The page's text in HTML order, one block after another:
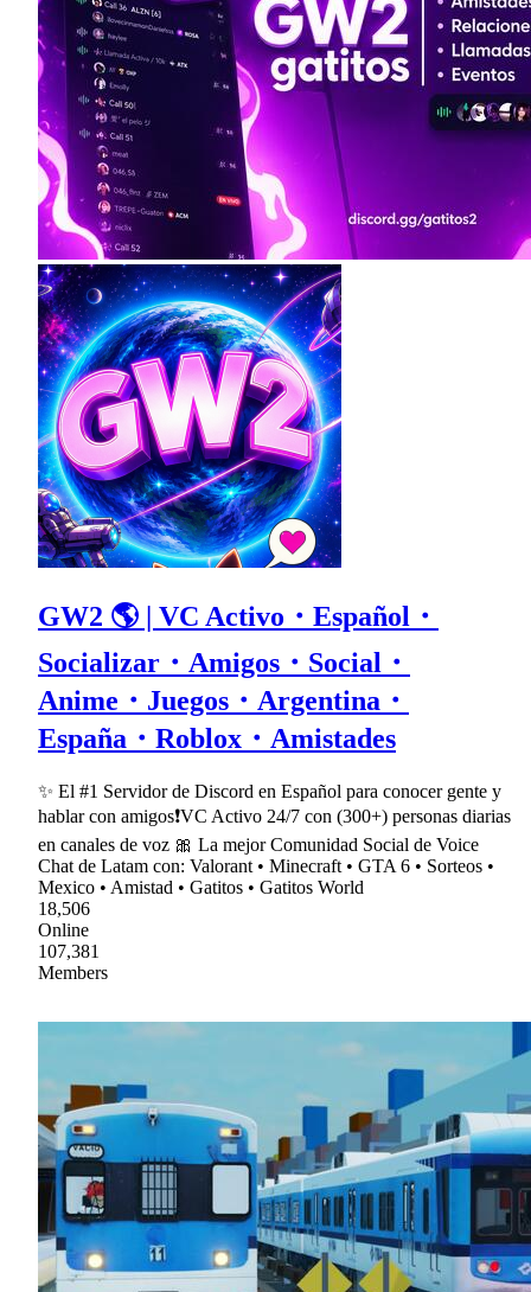
GW2 🌎 | VC Activo・Español・
Socializar・Amigos・Social・
Anime・Juegos・Argentina・
España・Roblox・Amistades
✨ El #1 Servidor de Discord en Español para conocer gente y
hablar con amigos❗VC Activo 24/7 con (300+) personas diarias
en canales de voz 🎀 La mejor Comunidad Social de Voice
Chat de Latam con: Valorant • Minecraft • GTA 6 • Sorteos •
Mexico • Amistad • Gatitos • Gatitos World
18,506
Online
107,381
Members